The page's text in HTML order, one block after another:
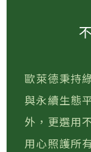
歐萊德秉持
與永續生態
外，更選用
用心照護所